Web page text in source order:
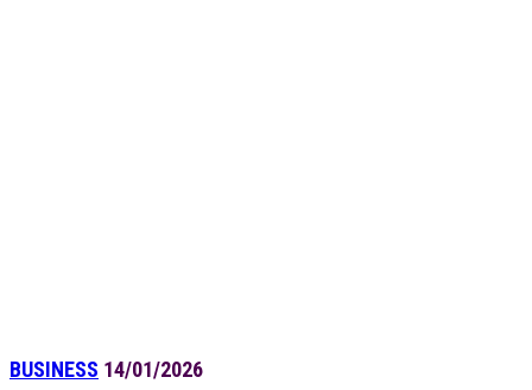
BUSINESS 14/01/2026